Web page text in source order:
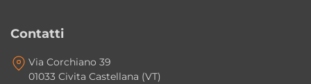
combina design contemporaneo, qualità
per arredare il bagno con stile e funzionalità.
Contatti
Via Corchiano 39
01033 Civita Castellana (VT)